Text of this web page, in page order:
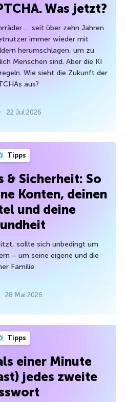
Was jetzt?
… seit über zehn Jahren
immer wieder mit
herumschlagen, um zu
Menschen sind. Aber die KI
Wie sieht die Zukunft der
aus?
22 Jul 2026
Tipps
& Sicherheit: So
Konten, deinen
und deine
sollte sich unbedingt um
– um seine eigene und die
Familie
28 Mai 2026
Tipps
einer Minute
jedes zweite